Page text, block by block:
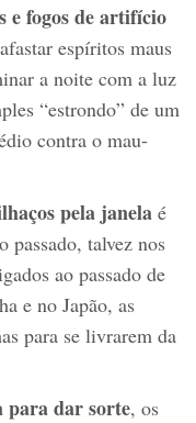
e fogos de artifício
espíritos maus
a noite com a luz
“estrondo” de um
contra o mau-
pela janela é
passado, talvez nos
ao passado de
e no Japão, as
para se livrarem da
dar sorte, os